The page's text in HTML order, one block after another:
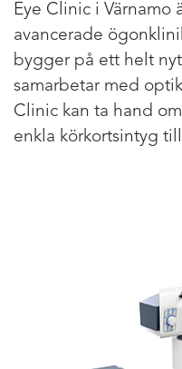
Eye Clinic i Värnamo
avancerade
bygger på ett helt
samarbetar med
Clinic kan ta hand
enkla körkortsintyg